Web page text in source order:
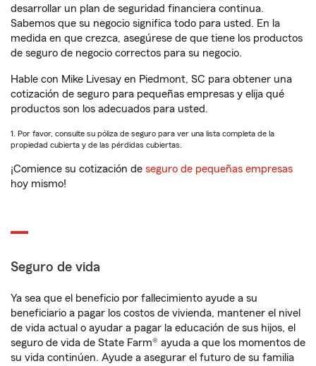
desarrollar un plan de seguridad financiera continua.
Sabemos que su negocio significa todo para usted. En la
medida en que crezca, asegúrese de que tiene los productos
de seguro de negocio correctos para su negocio.
Hable con Mike Livesay en Piedmont, SC para obtener una
cotización de seguro para pequeñas empresas y elija qué
productos son los adecuados para usted.
1. Por favor, consulte su póliza de seguro para ver una lista completa de la
propiedad cubierta y de las pérdidas cubiertas.
¡Comience su cotización de seguro de pequeñas empresas
hoy mismo!
Seguro de vida
Ya sea que el beneficio por fallecimiento ayude a su
beneficiario a pagar los costos de vivienda, mantener el nivel
de vida actual o ayudar a pagar la educación de sus hijos, el
seguro de vida de State Farm® ayuda a que los momentos de
su vida continúen. Ayude a asegurar el futuro de su familia